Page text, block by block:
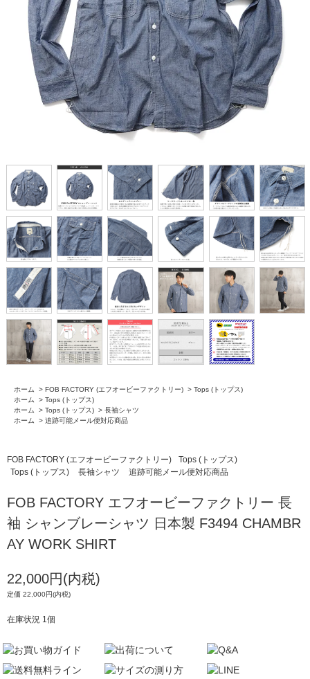
ホーム > FOB FACTORY (エフオービーファクトリー) > Tops (トップス)
ホーム
> Tops (トップス)
ホーム
> Tops (トップス) > 長袖シャツ
ホーム
> 追跡可能メール便対応商品
FOB FACTORY (エフオービーファクトリー)
Tops (トップス)
Tops (トップス)
長袖シャツ 追跡可能メール便対応商品
FOB FACTORY エフオービーファクトリー 長
袖 シャンブレーシャツ 日本製 F3494 CHAMBR
AY WORK SHIRT
22,000円(内税)
定価 22,000円(内税)
在庫状況 1個